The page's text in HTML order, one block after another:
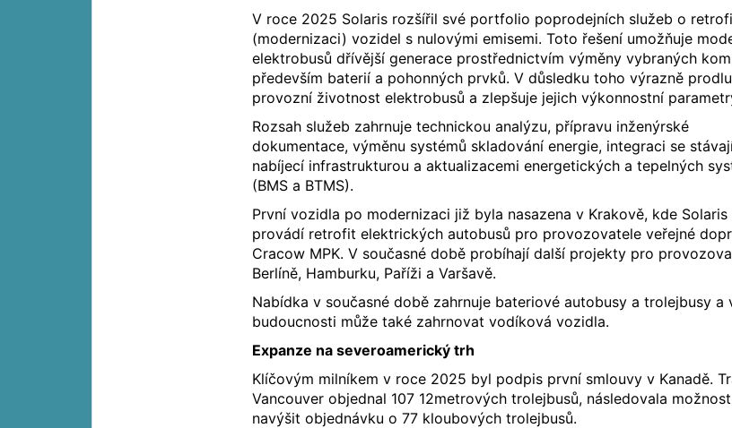
V roce 2025 Solaris rozšířil své portfolio poprodejních služeb o
(modernizaci) vozidel s nulovými emisemi. Toto řešení umožňuje
elektrobusů dřívější generace prostřednictvím výměny vybraných
především baterií a pohonných prvků. V důsledku toho výrazně
provozní životnost elektrobusů a zlepšuje jejich výkonnostní
Rozsah služeb zahrnuje technickou analýzu, přípravu inženýrské
dokumentace, výměnu systémů skladování energie, integraci se
nabíjecí infrastrukturou a aktualizacemi energetických a tepelných
(BMS a BTMS).
První vozidla po modernizaci již byla nasazena v Krakově, kde Solaris
provádí retrofit elektrických autobusů pro provozovatele veřejné
Cracow MPK. V současné době probíhají další projekty pro
Berlíně, Hamburku, Paříži a Varšavě.
Nabídka v současné době zahrnuje bateriové autobusy a trolejbusy a
budoucnosti může také zahrnovat vodíková vozidla.
Expanze na severoamerický trh
Klíčovým milníkem v roce 2025 byl podpis první smlouvy v Kanadě.
Vancouver objednal 107 12metrových trolejbusů, následovala možnost
navýšit objednávku o 77 kloubových trolejbusů.